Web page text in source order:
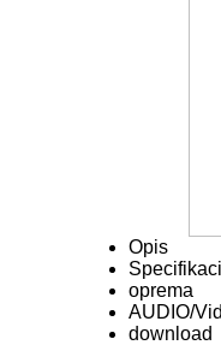
Opis
oprema
AUDIO/
download